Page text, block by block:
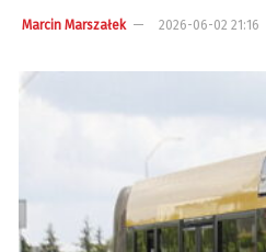
Marcin Marszałek 2026-06-02 21:16